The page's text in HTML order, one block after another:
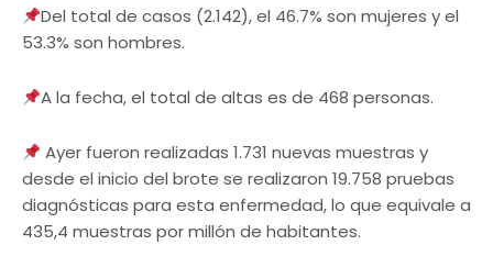
Del total de casos (2.142), el 46.7% son mujeres y el
53.3% son hombres.
A la fecha, el total de altas es de 468 personas.
Ayer fueron realizadas 1.731 nuevas muestras y
desde el inicio del brote se realizaron 19.758 pruebas
diagnósticas para esta enfermedad, lo que equivale a
435,4 muestras por millón de habitantes.